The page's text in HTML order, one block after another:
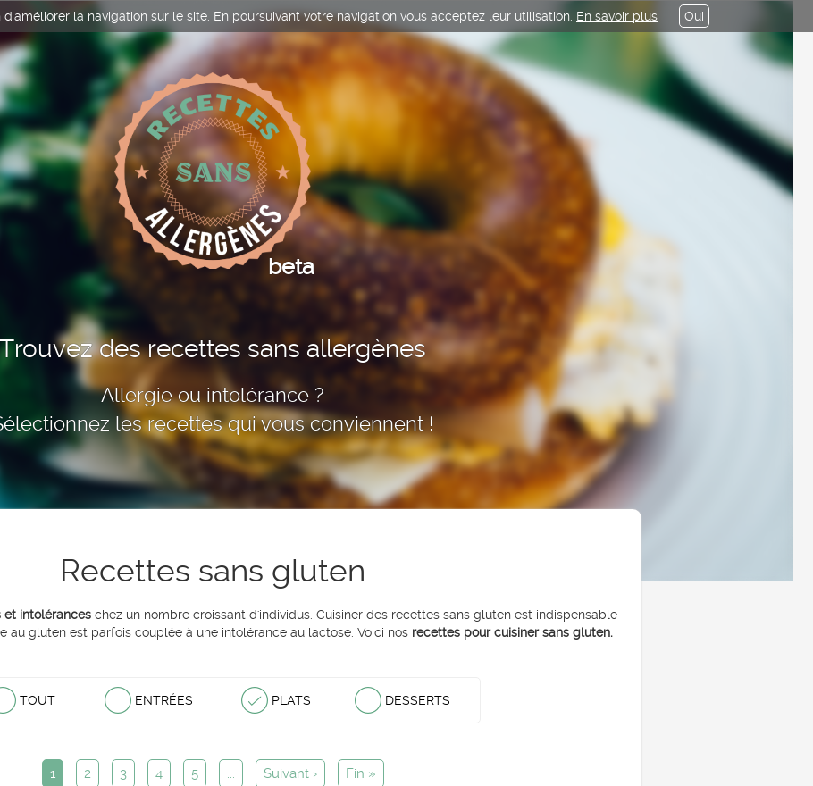
la navigation sur le site. En poursuivant votre navigation vous acceptez leur utilisation. En savoir plus Oui
beta
Trouvez des recettes sans allergènes
Allergie ou intolérance ?
les recettes qui vous conviennent !
Recettes sans gluten
et intolérances chez un nombre croissant d'individus. Cuisiner des recettes sans gluten est indispensable
au gluten est parfois couplée à une intolérance au lactose. Voici nos recettes pour cuisiner sans gluten.
TOUT ENTRÉES PLATS DESSERTS
1 2 3 4 5 ... Suivant › Fin »